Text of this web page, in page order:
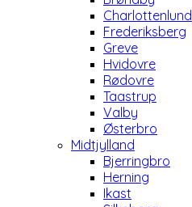
Charlottenlund
Frederiksberg
Greve
Hvidovre
Rødovre
Taastrup
Valby
Østerbro
Midtjylland
Bjerringbro
Herning
Ikast